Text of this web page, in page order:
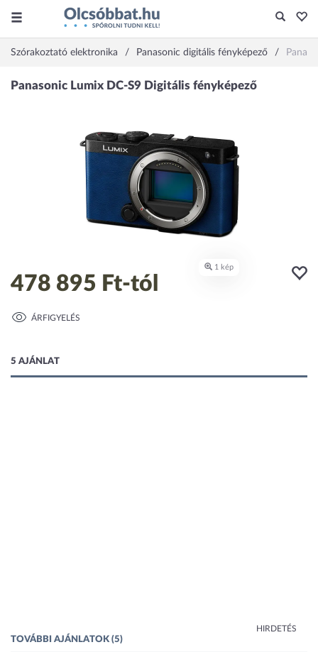
Szórakoztató elektronika Panasonic digitális fényképező
478 895 Ft-tól
ÁRFIGYELÉS
5 AJÁNLAT
HIRDETÉS
TOVÁBBI AJÁNLATOK (5)